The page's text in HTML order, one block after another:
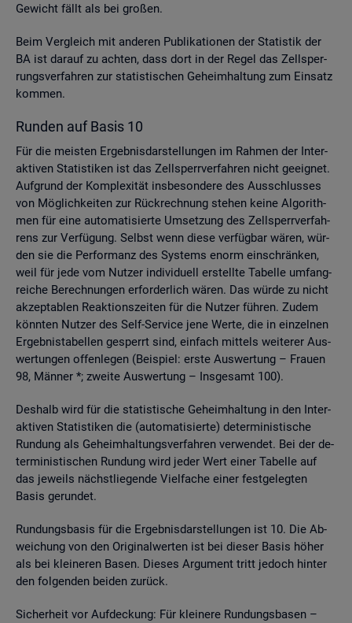
Ge­wicht fällt als bei gro­ßen.
Beim Ver­gleich mit an­de­ren Pu­bli­ka­tio­nen der Sta­tis­tik der
BA ist dar­auf zu ach­ten, dass dort in der Regel das Zell­sper­
rungs­ver­fah­ren zur sta­tis­ti­schen Ge­heim­hal­tung zum Ein­satz
kom­men.
Run­den auf Basis 10
Für die meis­ten Er­geb­nis­dar­stel­lun­gen im Rah­men der In­ter­
ak­ti­ven Sta­tis­ti­ken ist das Zell­sperr­ver­fah­ren nicht ge­eig­net.
Auf­grund der Kom­ple­xi­tät ins­be­son­de­re des Aus­schlus­ses
von Mög­lich­kei­ten zur Rück­rech­nung ste­hen keine Al­go­rith­
men für eine au­to­ma­ti­sier­te Um­set­zung des Zell­sperr­ver­fah­
rens zur Ver­fü­gung. Selbst wenn diese ver­füg­bar wären, wür­
den sie die Per­for­manz des Sys­tems enorm ein­schrän­ken,
weil für jede vom Nut­zer in­di­vi­du­ell er­stell­te Ta­bel­le um­fang­
rei­che Be­rech­nun­gen er­for­der­lich wären. Das würde zu nicht
ak­zep­ta­blen Re­ak­ti­ons­zei­ten für die Nut­zer füh­ren. Zudem
könn­ten Nut­zer des Self-Ser­vice jene Werte, die in ein­zel­nen
Er­geb­nis­ta­bel­len ge­sperrt sind, ein­fach mit­tels wei­te­rer Aus­
wer­tun­gen of­fen­le­gen (Bei­spiel: erste Aus­wer­tung – Frau­en
98, Män­ner *; zwei­te Aus­wer­tung – Ins­ge­samt 100).
Des­halb wird für die sta­tis­ti­sche Ge­heim­hal­tung in den In­ter­
ak­ti­ven Sta­tis­ti­ken die (au­to­ma­ti­sier­te) de­ter­mi­nis­ti­sche
Run­dung als Ge­heim­hal­tungs­ver­fah­ren ver­wen­det. Bei der de­
ter­mi­nis­ti­schen Run­dung wird jeder Wert einer Ta­bel­le auf
das je­weils nächst­lie­gen­de Viel­fa­che einer fest­ge­leg­ten
Basis ge­run­det.
Run­dungs­ba­sis für die Er­geb­nis­dar­stel­lun­gen ist 10. Die Ab­
wei­chung von den Ori­gi­nal­wer­ten ist bei die­ser Basis höher
als bei klei­ne­ren Basen. Die­ses Ar­gu­ment tritt je­doch hin­ter
den fol­gen­den bei­den zu­rück.
Si­cher­heit vor Auf­de­ckung: Für klei­ne­re Run­dungs­ba­sen –